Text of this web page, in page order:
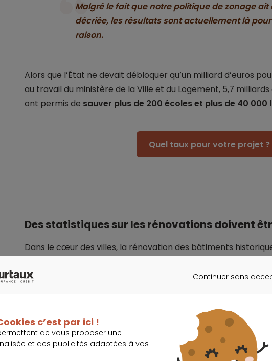
Malgré le fait que notre politique de zonage ait
décriée, les résultats sont actuellement là
raison.
Alors que l’État ne devait débloquer qu’un milliard d’euros
au travail du ministère de la Ville et du Logement, 5,7
ont permis de sauver plus de 200 écoles et plus de 40 000
Quel taux pour votre projet ?
Des statistiques sur les rénovations doivent
Dans le cœur des villes, la rénovation des bâtiments
La construction et la rénovation constituent
piliers essentiels de la politique du logement.
Julien Denormandie regrette par ailleurs que
Continuer sans
c’est par ici !
de vous proposer une
et des publicités adaptées à vos